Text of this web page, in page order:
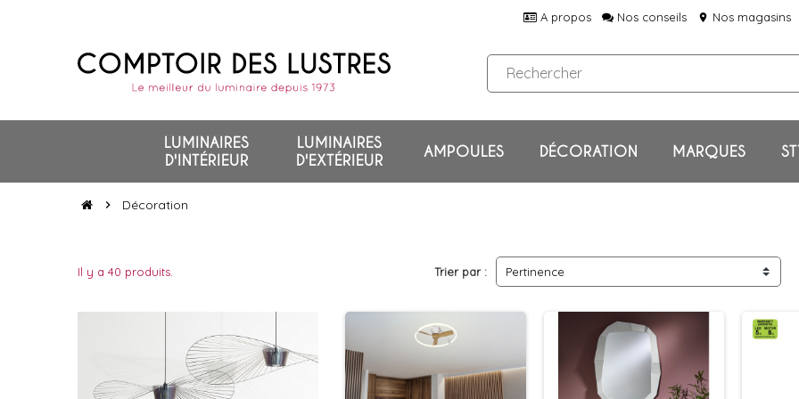
A propos Nos conseils location_on Nos magasins
LUMINAIRES
D'INTÉRIEUR
LUMINAIRES
D'EXTÉRIEUR
AMPOULES DÉCORATION MARQUES
chevron_right Décoration
Trier par : Pertinence
Il y a 40 produits.